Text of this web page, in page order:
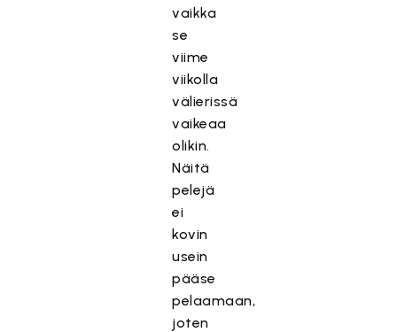
vaikka
se
viime
viikolla
välierissä
vaikeaa
olikin.
Näitä
pelejä
ei
kovin
usein
pääse
pelaamaan,
joten